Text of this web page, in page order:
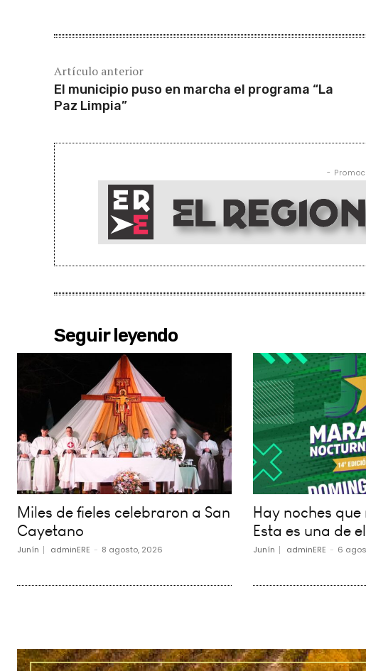
Artículo anterior
El municipio puso en marcha el programa “La
Paz Limpia”
-
Seguir leyendo
Miles de fieles celebraron a San
Cayetano
Junín adminERE - 8 agosto, 2026
Hay noches
Esta es una de
Junín adminERE - 6